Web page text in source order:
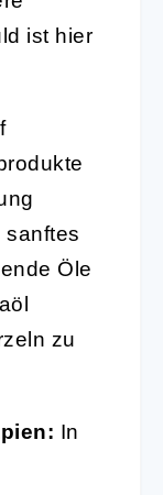
ist hier
sanftes
Öle
zu
In